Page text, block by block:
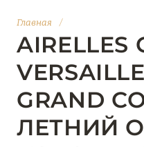
Главная /
AIRELLES
GRAND
ЛЕТНИЙ
БУТИК-КУРОРТЫ
01 июня 2026
JUMEIRAH